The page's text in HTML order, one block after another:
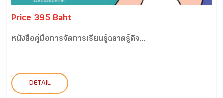
Price 395 Baht
หนังสือคู่มือการจัดการเรียนรู้ฉลาดรู้ดิจ...
DETAIL